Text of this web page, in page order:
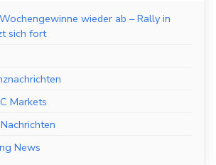
wieder ab – Rally in
sich fort
Markets
News